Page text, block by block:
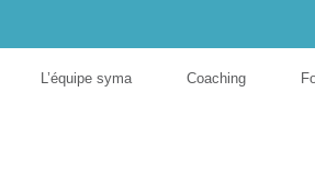
L’équipe syma Coaching